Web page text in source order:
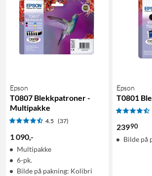
Epson
T0807 Blekkpatroner -
Multipakke
4.5 (37)
1 090,-
Multipakke
6-pk.
Bilde på pakning: Kolibri
Epson
T0801
23990
Bilde på